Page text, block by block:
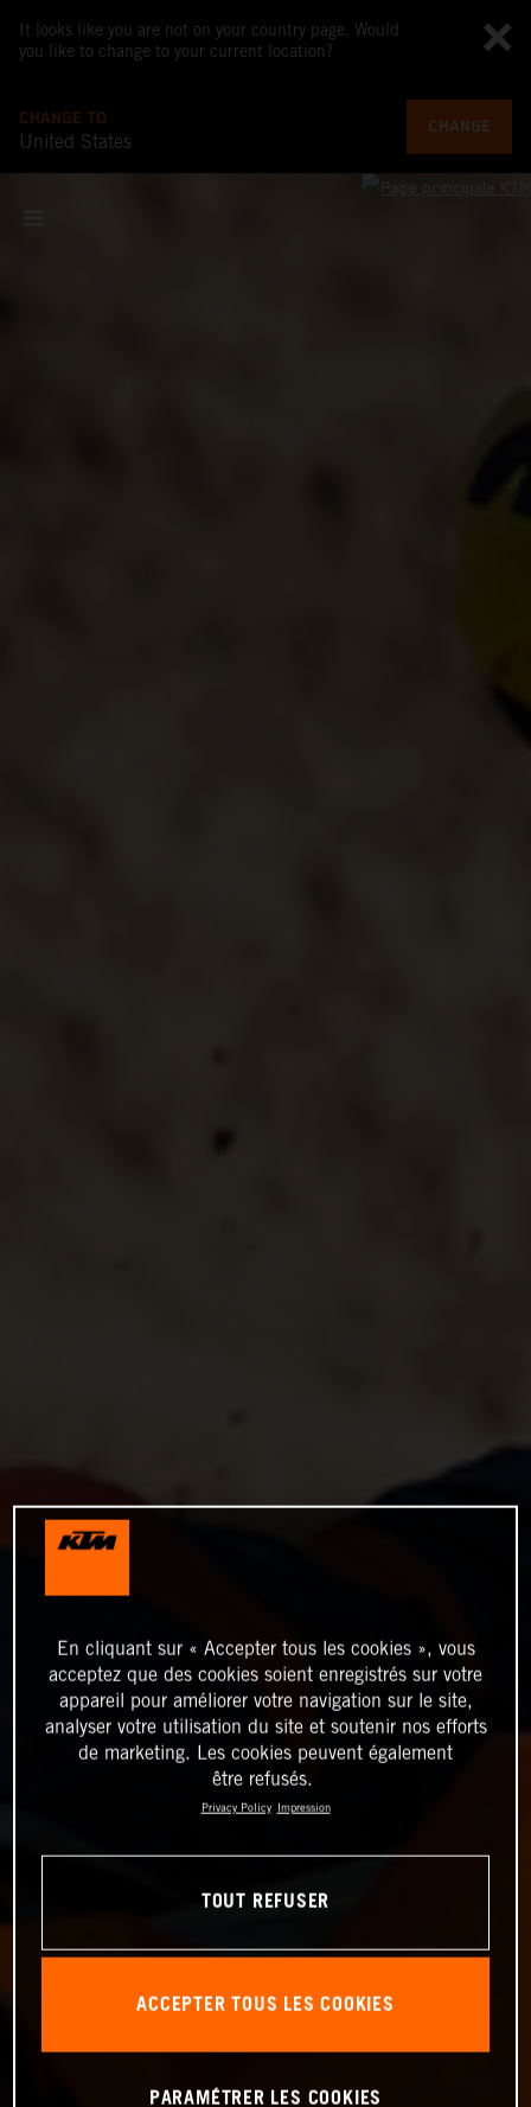
It looks like you are not on your country page. Would
you like to change to your current location?
CHANGE TO
United States
CHANGE
En cliquant sur « Accepter tous les cookies », vous
acceptez que des cookies soient enregistrés sur votre
appareil pour améliorer votre navigation sur le site,
analyser votre utilisation du site et soutenir nos efforts
de marketing. Les cookies peuvent également
être refusés.
Privacy Policy Impression
TOUT REFUSER
ACCEPTER TOUS LES COOKIES
PARAMÉTRER LES COOKIES